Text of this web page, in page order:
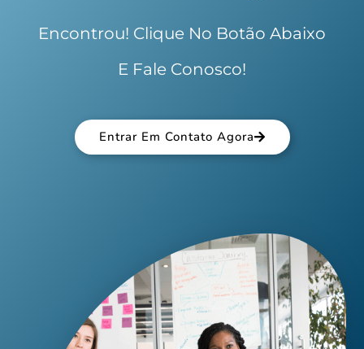
Encontrou! Clique No Botão Abaixo
E Fale Conosco!
Entrar Em Contato Agora